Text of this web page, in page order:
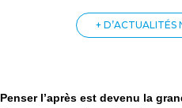
+ D’ACTUALITÉS
Penser l’après est devenu la